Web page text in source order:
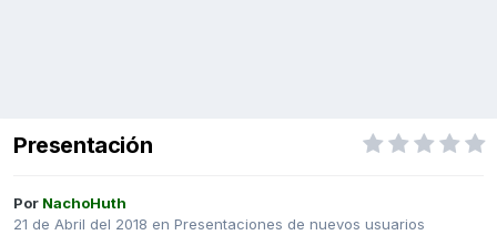
Presentación
Por NachoHuth
21 de Abril del 2018 en Presentaciones de nuevos usuarios